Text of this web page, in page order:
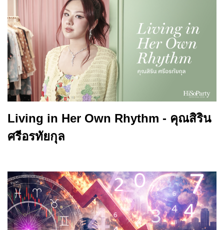
Living in Her Own Rhythm - คุณสิริน
ศรีอรทัยกุล